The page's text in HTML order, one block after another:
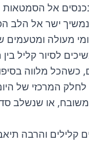
אל הסמטאות
נמשיך ישר אל
מעולה ומטעמים
לסיור קליל
מלווה
לחלק המרכזי של
משובח, או שנשלב
קלילים והרבה